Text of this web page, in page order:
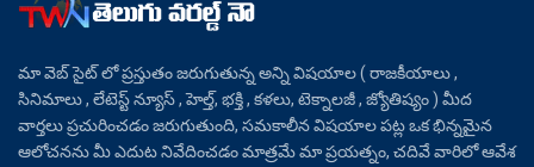
మా వెబ్ సైట్ లో ప్రస్తుతం జరుగుతున్న అన్ని విషయాల ( రాజకీయాలు ,
సినిమాలు , లేటెస్ట్ న్యూస్ , హెల్త్, భక్తి , కళలు, టెక్నాలజీ , జ్యోతిష్యం ) మీద
వార్తలు ప్రచురించడం జరుగుతుంది, సమకాలీన విషయాల పట్ల ఒక భిన్నమైన
ఆలోచనను మీ ఎదుట నివేదించడం మాత్రమే మా ప్రయత్నం, చదివే వారిలో ఆవేశ